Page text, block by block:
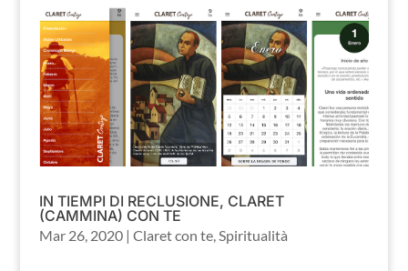
IN TIEMPI DI RECLUSIONE, CLARET
(CAMMINA) CON TE
Mar 26, 2020| Claret con te,Spiritualità